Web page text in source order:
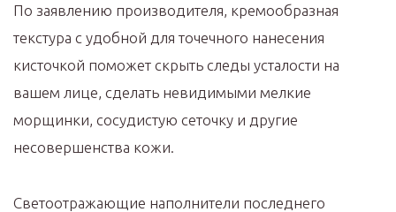
По заявлению производителя, кремообразная
текстура с удобной для точечного нанесения
кисточкой поможет скрыть следы усталости на
вашем лице, сделать невидимыми мелкие
морщинки, сосудистую сеточку и другие
несовершенства кожи.
Светоотражающие наполнители последнего